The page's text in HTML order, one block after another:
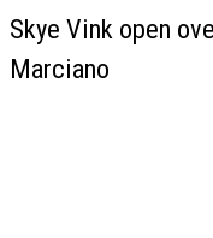
Skye Vink open
Marciano